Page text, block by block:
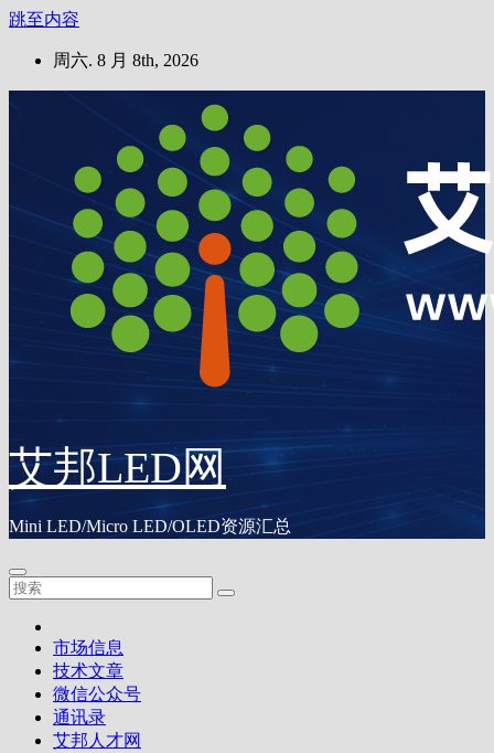
跳至内容
周六. 8 月 8th, 2026
艾邦LED网
Mini LED/Micro LED/OLED资源汇总
市场信息
技术文章
微信公众号
通讯录
艾邦人才网